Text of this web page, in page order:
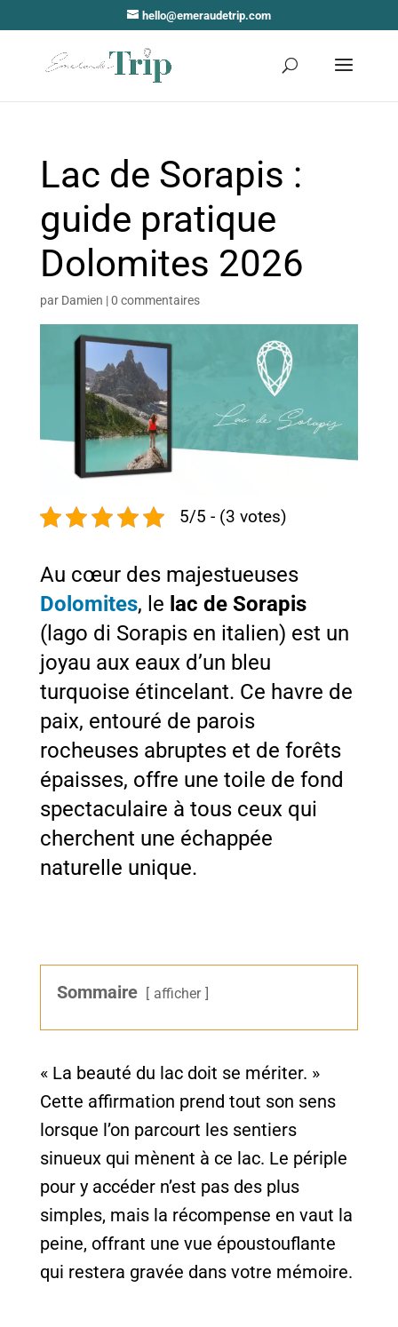
hello@emeraudetrip.com
Lac de Sorapis :
guide pratique
Dolomites 2026
par Damien |0 commentaires
5/5 - (3 votes)
Au cœur des majestueuses
Dolomites, le lac de Sorapis
(lago di Sorapis en italien) est un
joyau aux eaux d’un bleu
turquoise étincelant. Ce havre de
paix, entouré de parois
rocheuses abruptes et de forêts
épaisses, offre une toile de fond
spectaculaire à tous ceux qui
cherchent une échappée
naturelle unique.
Sommaire afficher
« La beauté du lac doit se mériter. »
Cette affirmation prend tout son sens
lorsque l’on parcourt les sentiers
sinueux qui mènent à ce lac. Le périple
pour y accéder n’est pas des plus
simples, mais la récompense en vaut la
peine, offrant une vue époustouflante
qui restera gravée dans votre mémoire.